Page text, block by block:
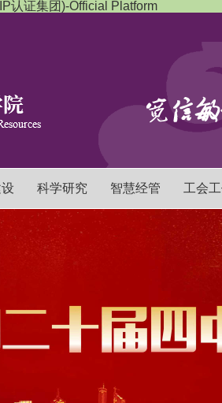
认证集团)-Official Platform
科学研究 智慧经管 工会